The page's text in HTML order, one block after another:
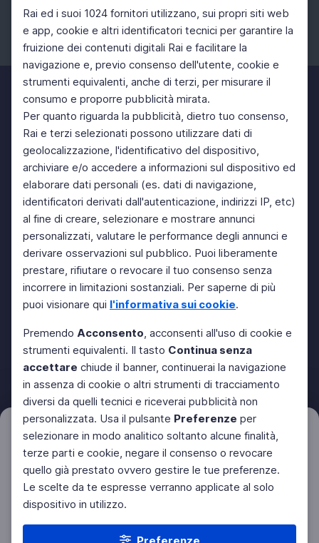
Rai ed i suoi 1024 fornitori utilizzano, sui propri siti web
e app, cookie e altri identificatori tecnici per garantire la
fruizione dei contenuti digitali Rai e facilitare la
navigazione e, previo consenso dell'utente, cookie e
strumenti equivalenti, anche di terzi, per misurare il
consumo e proporre pubblicità mirata.
Per quanto riguarda la pubblicità, dietro tuo consenso,
Rai e terzi selezionati possono utilizzare dati di
geolocalizzazione, l'identificativo del dispositivo,
archiviare e/o accedere a informazioni sul dispositivo ed
elaborare dati personali (es. dati di navigazione,
identificatori derivati dall'autenticazione, indirizzi IP, etc)
al fine di creare, selezionare e mostrare annunci
personalizzati, valutare le performance degli annunci e
derivare osservazioni sul pubblico. Puoi liberamente
prestare, rifiutare o revocare il tuo consenso senza
incorrere in limitazioni sostanziali. Per saperne di più
puoi visionare qui l'informativa sui cookie.
Premendo Acconsento, acconsenti all'uso di cookie e
strumenti equivalenti. Il tasto Continua senza
accettare chiude il banner, continuerai la navigazione
in assenza di cookie o altri strumenti di tracciamento
diversi da quelli tecnici e riceverai pubblicità non
personalizzata. Usa il pulsante Preferenze per
selezionare in modo analitico soltanto alcune finalità,
terze parti e cookie, negare il consenso o revocare
quello già prestato ovvero gestire le tue preferenze.
Le scelte da te espresse verranno applicate al solo
dispositivo in utilizzo.
Preferenze
Filtri Azzera
Facebook Instagram Twitter